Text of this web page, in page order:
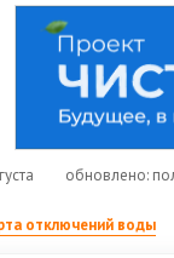
обновлено:
отключений воды